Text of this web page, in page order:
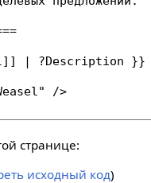
странице:
исходный код)